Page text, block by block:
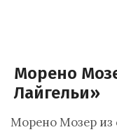
Морено
Лайгельи»
Морено Мозер из